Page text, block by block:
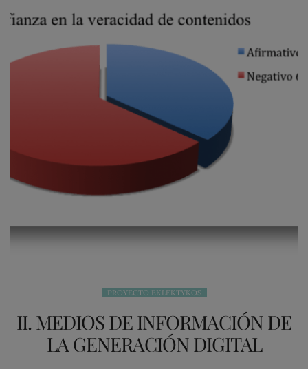
PROYECTO EKLEKTYKOS
II. MEDIOS DE INFORMACIÓN DE
LA GENERACIÓN DIGITAL